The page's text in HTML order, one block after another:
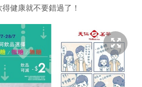
健康就不要錯過了！